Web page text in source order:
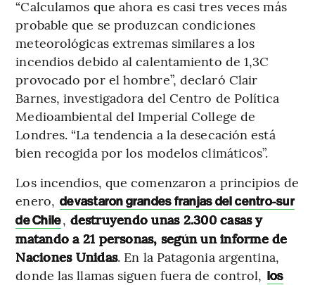
“Calculamos que ahora es casi tres veces más
probable que se produzcan condiciones
meteorológicas extremas similares a los
incendios debido al calentamiento de 1,3C
provocado por el hombre”, declaró Clair
Barnes, investigadora del Centro de Política
Medioambiental del Imperial College de
Londres. “La tendencia a la desecación está
bien recogida por los modelos climáticos”.
Los incendios, que comenzaron a principios de
enero, devastaron grandes franjas del centro-sur
de Chile, destruyendo unas 2.300 casas y
matando a 21 personas, según un informe de
Naciones Unidas. En la Patagonia argentina,
donde las llamas siguen fuera de control, los